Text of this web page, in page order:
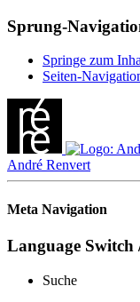
Sprung-
Springe zum
Seiten-
André Renvert
Meta Navigation
Language Switch
Suche